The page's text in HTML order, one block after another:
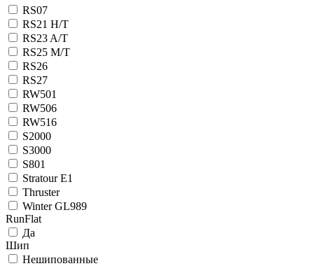
RS07
RS21 H/T
RS23 A/T
RS25 M/T
RS26
RS27
RW501
RW506
RW516
S2000
S3000
S801
Stratour E1
Thruster
Winter GL989
RunFlat
Да
Шип
Нешипованные